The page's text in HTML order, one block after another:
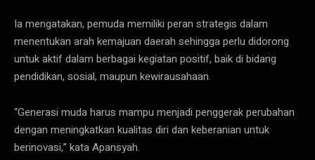
Ia mengatakan, pemuda memiliki peran strategis dalam
menentukan arah kemajuan daerah sehingga perlu didorong
untuk aktif dalam berbagai kegiatan positif, baik di bidang
pendidikan, sosial, maupun kewirausahaan.
“Generasi muda harus mampu menjadi penggerak perubahan
dengan meningkatkan kualitas diri dan keberanian untuk
berinovasi,” kata Apansyah.